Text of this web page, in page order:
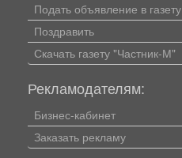
Подать объявление в газету
Поздравить
Скачать газету "Частник-М"
Рекламодателям:
Бизнес-кабинет
Заказать рекламу